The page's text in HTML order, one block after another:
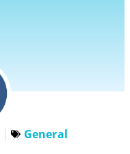
General